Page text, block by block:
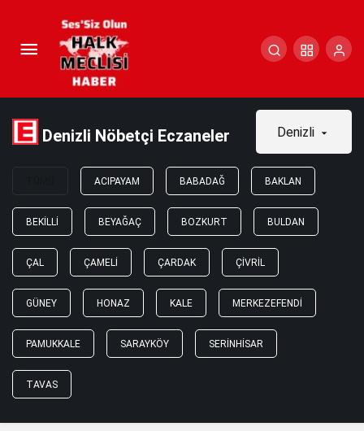
Denizli Nöbetçi Eczaneler Denizli
ACIPAYAM BABADAĞ BAKLAN
BEKILLI BEYAĞAÇ BOZKURT BULDAN
ÇAL ÇAMELI ÇARDAK ÇIVRIL
GÜNEY HONAZ KALE MERKEZEFENDI
PAMUKKALE SARAYKÖY SERINHISAR
TAVAS